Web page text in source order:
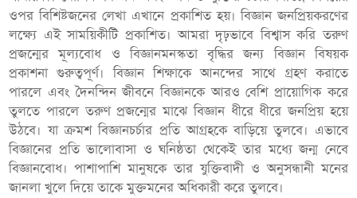
ওপর বিশিষ্টজনের লেখা এখানে প্রকাশিত হয়। বিজ্ঞান জনপ্রিয়করণের
লক্ষ্যে এই সাময়িকীটি প্রকাশিত। আমরা দৃঢ়ভাবে বিশ্বাস করি তরুণ
প্রজন্মের মূল্যবোধ ও বিজ্ঞানমনস্কতা বৃদ্ধির জন্য বিজ্ঞান বিষয়ক
প্রকাশনা গুরুত্বপূর্ণ। বিজ্ঞান শিক্ষাকে আনন্দের সাথে গ্রহণ করাতে
পারলে এবং দৈনন্দিন জীবনে বিজ্ঞানকে আরও বেশি প্রায়োগিক করে
তুলতে পারলে তরুণ প্রজন্মের মাঝে বিজ্ঞান ধীরে ধীরে জনপ্রিয় হয়ে
উঠবে। যা ক্রমশ বিজ্ঞানচর্চার প্রতি আগ্রহকে বাড়িয়ে তুলবে। এভাবে
বিজ্ঞানের প্রতি ভালোবাসা ও ঘনিষ্ঠতা থেকেই তার মধ্যে জন্ম নেবে
বিজ্ঞানবোধ। পাশাপাশি মানুষকে তার যুক্তিবাদী ও অনুসন্ধানী মনের
জানলা খুলে দিয়ে তাকে মুক্তমনের অধিকারী করে তুলবে।